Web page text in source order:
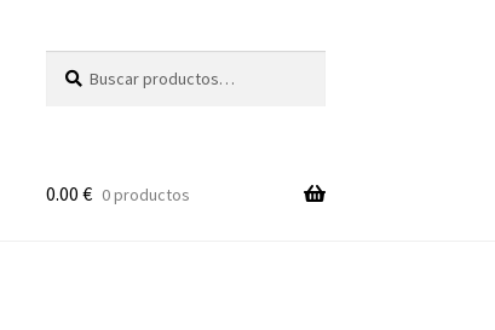
por:
0.00 € 0 productos